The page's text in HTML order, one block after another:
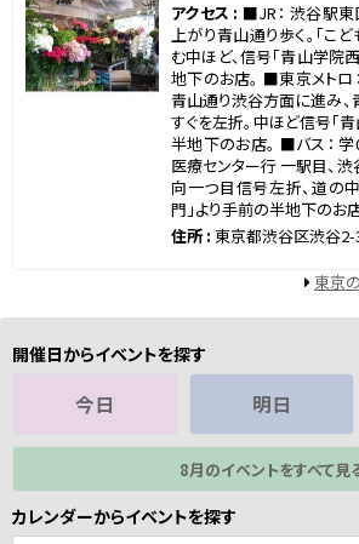
アクセス : ■JR： 渋谷駅
上がり青山通り歩く。「こ
む中ほど、信号「青山学院
地下のお店。 ■東京メト
青山通り渋谷方面に進み、
すぐを左折。中ほど信号「
半地下のお店。 ■バス： 学
医療センター行 一駅目、
向一つ目信号左折、道の
門」より手前の半地下のお店
住所 : 東京都渋谷区渋谷
東京
開催日からイベントを探す
今日 明日
8月のイベントをすべて見
カレンダーからイベントを探す